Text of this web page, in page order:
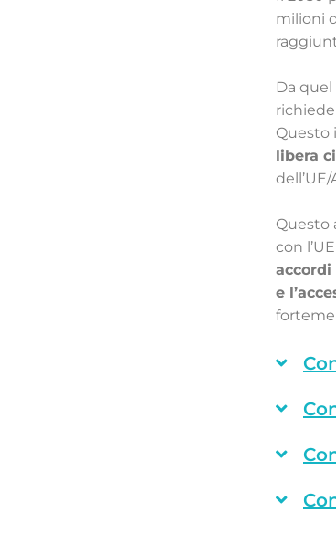
milioni
Da
Questo
libera
Questo
con
accordi
e